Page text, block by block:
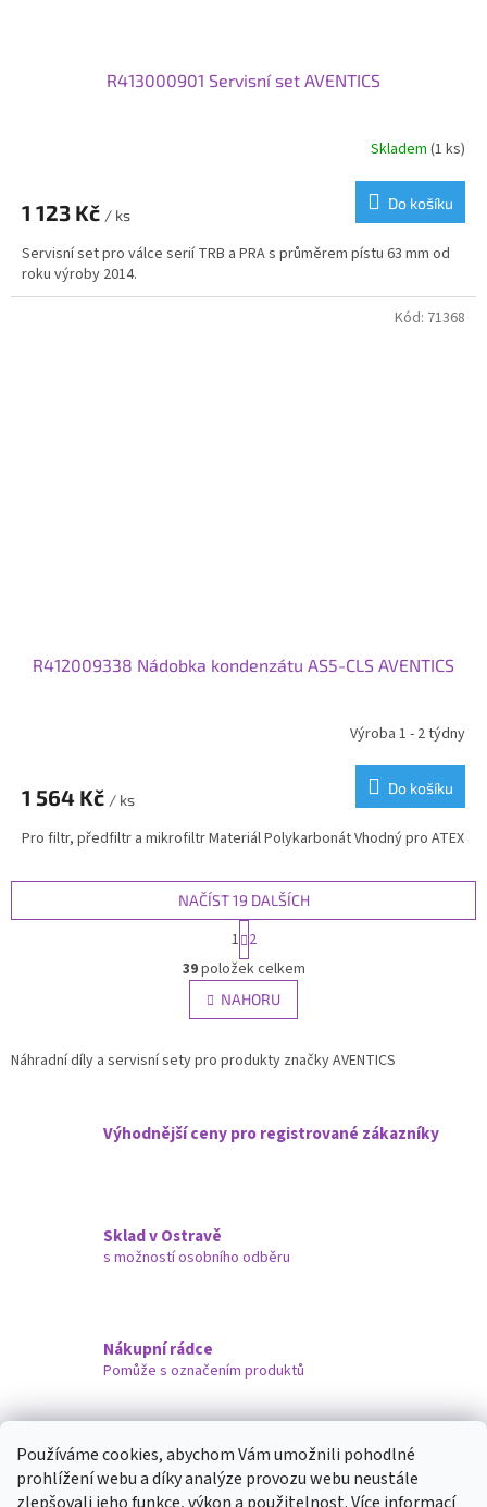
Používáme cookies, abychom Vám umožnili pohodlné
prohlížení webu a díky analýze provozu webu neustále
R413000901 Servisní set AVENTICS
Skladem (1 ks)
1 123 Kč / ks
Do košíku
Servisní set pro válce serií TRB a PRA s průměrem pístu 63 mm od
roku výroby 2014.
R412009338 Nádobka kondenzátu AS5-CLS AVENTICS
Výroba 1 - 2 týdny
1 564 Kč / ks
Do košíku
Pro filtr, předfiltr a mikrofiltr Materiál Polykarbonát Vhodný pro ATEX
Kód: 71368
O
v
l
á
a
r
p
NAČÍST 19 DALŠÍCH
S
t
r
á
n
k
v
1 2
39položek celkem
NAHORU
Náhradní díly a servisní sety pro produkty značky AVENTICS
Výhodnější ceny pro registrované zákazníky
Sklad v Ostravě
s možností osobního odběru
Nákupní rádce
Pomůže s označením produktů
Doručujeme i na Slovensko